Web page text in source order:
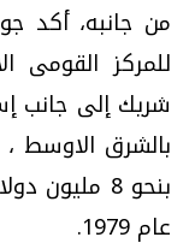
من جانبه، أكد
للمركز القومى
شريك إلى جانب
بالشرق الاوسط
بنحو 8
عام 1979.